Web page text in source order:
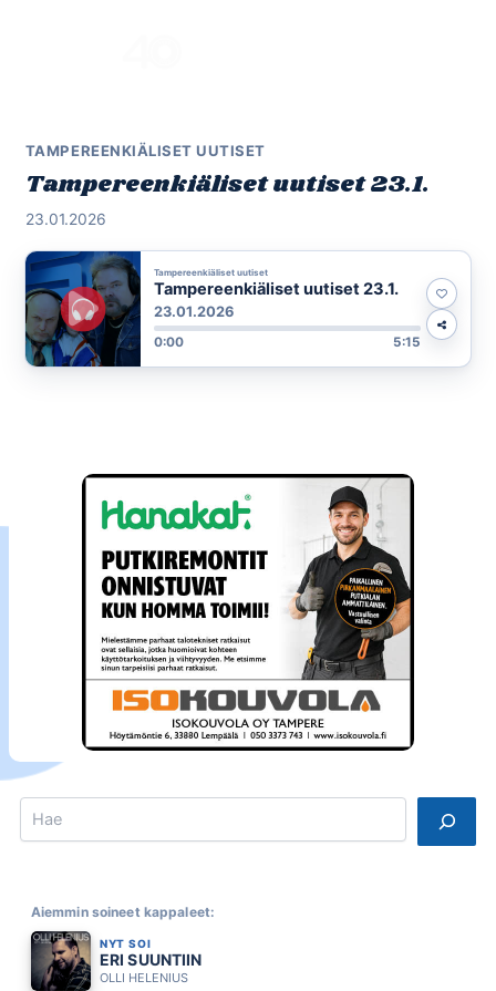
TAMPEREENKIÄLISET UUTISET
Tampereenkiäliset uutiset 23.1.
23.01.2026
Tampereenkiäliset uutiset
Tampereenkiäliset uutiset 23.1.
23.01.2026
0:00 5:15
Search
Aiemmin soineet kappaleet:
NYT SOI
ERI SUUNTIIN
OLLI HELENIUS